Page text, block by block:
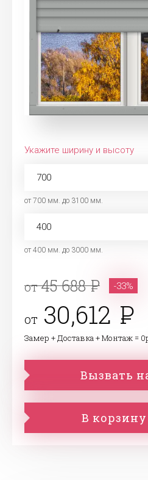
Укажите ширину и высоту
от 700 мм. до 3100 мм.
от 400 мм. до 3000 мм.
от45 688 -33%
от 30,612
Замер + Доставка + Монтаж =
Вызвать
В корзину